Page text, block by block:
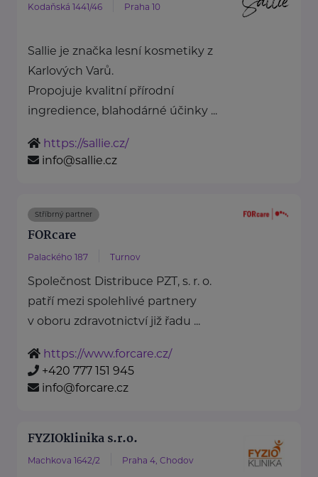
Kodaňská 1441/46 Praha 10
Sallie je značka lesní kosmetiky z
Karlových Varů.
Propojuje kvalitní přírodní
ingredience, blahodárné účinky ...
https://sallie.cz/
info@sallie.cz
Stříbrný partner
FORcare
Palackého 187 Turnov
Společnost Distribuce PZT, s. r. o.
patří mezi spolehlivé partnery
v oboru zdravotnictví již řadu ...
https://www.forcare.cz/
+420 777 151 945
info@forcare.cz
FYZIOklinika s.r.o.
Machkova 1642/2 Praha 4, Chodov